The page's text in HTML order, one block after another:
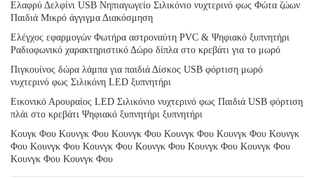
Ελαφρύ Δελφίνι USB Νηπιαγωγείο Σιλικόνιο νυχτερινό φως Φώτα ζώων
Παιδιά Μικρό άγγιγμα Διακόσμηση
Ελέγχος εφαρμογών Φωτήρα αστροναύτη PVC & Ψηφιακό ξυπνητήρι
Ραδιοφωνικό χαρακτηριστικό Δώρο δίπλα στο κρεβάτι για το μωρό
Πιγκουίνος δώρα λάμπα για παιδιά Δίσκος USB φόρτιση μωρό
νυχτερινό φως Σιλικόνη LED ξυπνητήρι
Εικονικό Αρουραίος LED Σιλικόνιο νυχτερινό φως Παιδιά USB φόρτιση
πλάι στο κρεβάτι Ψηφιακό ξυπνητήρι ξυπνητήρι
Κουγκ Φου Κουνγκ Φου Κουνγκ Φου Κουνγκ Φου Κουνγκ Φου Κουνγκ
Φου Κουνγκ Φου Κουνγκ Φου Κουνγκ Φου Κουνγκ Φου Κουνγκ Φου
Κουνγκ Φου Κουνγκ Φου